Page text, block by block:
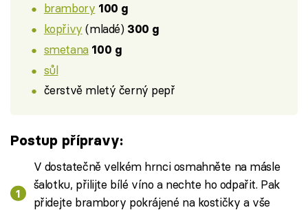
brambory 100 g
kopřivy (mladé) 300 g
smetana 100 g
sůl
čerstvě mletý černý pepř
Postup přípravy:
V dostatečně velkém hrnci osmahněte na másle
šalotku, přilijte bílé víno a nechte ho odpařit. Pak
přidejte brambory pokrájené na kostičky a vše